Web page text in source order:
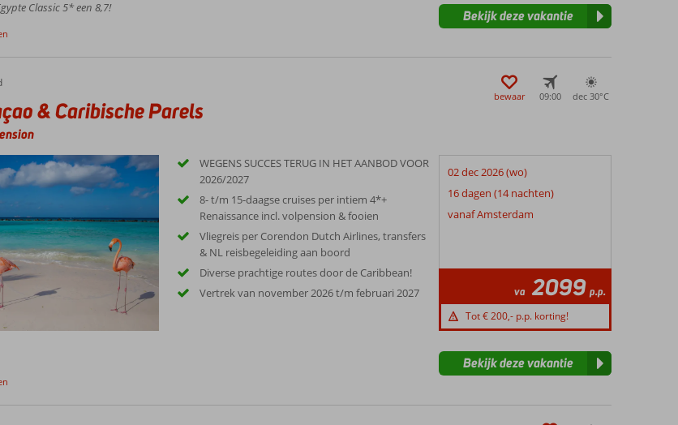
Classic 5* een 8,7! Bekijk deze vakantie
& Caribische Parels
bewaar 09:00 dec 30°C
WEGENS SUCCES TERUG IN HET AANBOD VOOR
2026/2027
8- t/m 15-daagse cruises per intiem 4*+
Renaissance incl. volpension & fooien
Vliegreis per Corendon Dutch Airlines, transfers
& NL reisbegeleiding aan boord
Diverse prachtige routes door de Caribbean!
Vertrek van november 2026 t/m februari 2027
02 dec 2026 (wo)
16 dagen (14 nachten)
vanaf Amsterdam
va 2099 p.p.
Tot € 200,- p.p. korting!
Bekijk deze vakantie